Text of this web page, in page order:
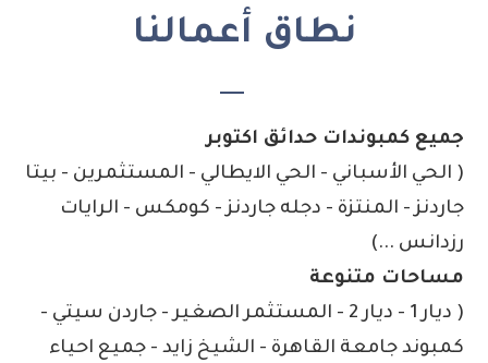
نطاق أعمالنا
جميع كمبوندات حدائق اكتوبر
( الحي الأسباني - الحي الايطالي - المستثمرين - بيتا
جاردنز - المنتزة - دجله جاردنز - كومكس - الرايات
رزدانس ...)
مساحات متنوعة
( ديار 1 - ديار 2 - المستثمر الصغير - جاردن سيتي -
كمبوند جامعة القاهرة - الشيخ زايد - جميع احياء